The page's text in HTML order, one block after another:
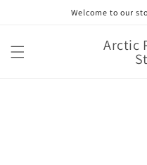
Welcome to our
Arctic